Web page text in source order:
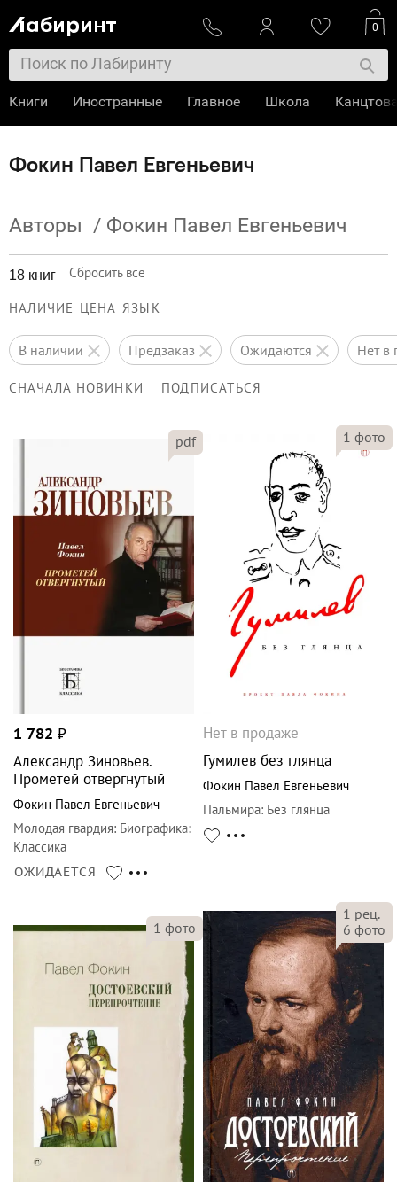
Фокин Павел Евгеньевич
Авторы / Фокин Павел Евгеньевич
18 книг Сбросить все
НАЛИЧИЕ ЦЕНА ЯЗЫК
в наличии предзаказ ожидаются нет
СНАЧАЛА НОВИНКИ ПОДПИСАТЬСЯ
pdf
1 782 ₽
Александр Зиновьев.
Прометей отвергнутый
Фокин Павел Евгеньевич
Молодая гвардия: Биографика:
Классика
ОЖИДАЕТСЯ
1 фото
Нет в продаже
Гумилев без глянца
Фокин Павел Евгеньевич
Пальмира: Без глянца
1 фото
1 рец.
6 фото
0
Книги Иностранные Главное Школа